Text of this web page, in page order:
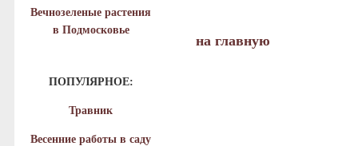
Вечнозеленые растения
в Подмосковье
ПОПУЛЯРНОЕ:
Травник
Весенние работы в саду
на главную